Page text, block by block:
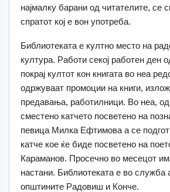
најмалку барани од читателите, се
спратот кој е вон употреба.
Библиотеката е култно место на
култура. Работи секој работен ден
покрај култот кон книгата во неа
одржуваат промоции на книги,
предавања, работилници. Во неа, од
сместено катчето посветено на
певица Милка Ефтимова а се
катче кое ќе биде посветено на
Караманов. Просечно во месецот
настани. Библиотеката е во служба
општините Радовиш и Конче.